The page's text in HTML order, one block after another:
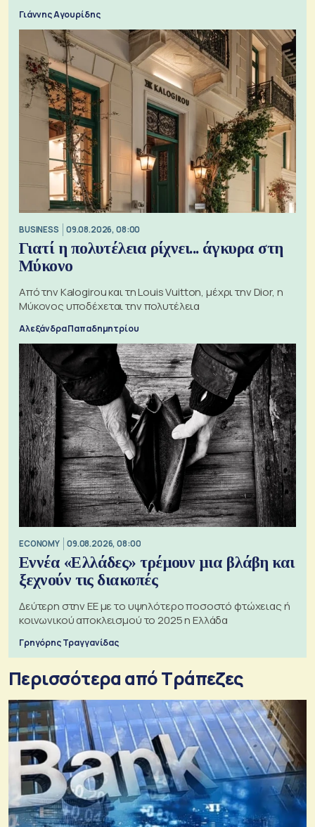
Γιάννης Αγουρίδης
BUSINESS 09.08.2026, 08:00
Γιατί η πολυτέλεια ρίχνει... άγκυρα στη
Μύκονο
Από την Kalogirou και τη Louis Vuitton, μέχρι την Dior, η
Μύκονος υποδέχεται την πολυτέλεια
Αλεξάνδρα Παπαδημητρίου
ECONOMY 09.08.2026, 08:00
Εννέα «Ελλάδες» τρέμουν μια βλάβη και
ξεχνούν τις διακοπές
Δεύτερη στην ΕΕ με το υψηλότερο ποσοστό φτώχειας ή
κοινωνικού αποκλεισμού το 2025 η Ελλάδα
Γρηγόρης Τραγγανίδας
Περισσότερα από Τράπεζες